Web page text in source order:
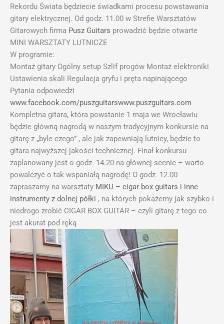
Rekordu Świata będziecie świadkami procesu powstawania
gitary elektrycznej. Od godz. 11.00 w Strefie Warsztatów
Gitarowych firma Pusz Guitars prowadzić będzie otwarte
MINI WARSZTATY LUTNICZE
W programie:
Montaż gitary Ogólny setup Szlif progów Montaż elektroniki
Ustawienia skali Regulacja gryfu i pręta napinającego
Pytania odpowiedzi
www.facebook.com/puszguitarswww.puszguitars.com
Kompletna gitara, która powstanie 1 maja we Wrocławiu
będzie główną nagrodą w naszym tradycyjnym konkursie na
gitarę z „byle czego” , ale jak zapewniają lutnicy, będzie to
gitara najwyższej jakości technicznej. Finał konkursu
zaplanowany jest o godz. 14.20 na głównej scenie – warto
powalczyć o tak wspaniałą nagrodę! O godz. 12.00
zapraszamy na warsztaty MIKU – cigar box guitars i inne
instrumenty z dolnej półki , na których pokażemy jak szybko i
niedrogo zrobić CIGAR BOX GUITAR – czyli gitarę z tego co
jest akurat pod ręką